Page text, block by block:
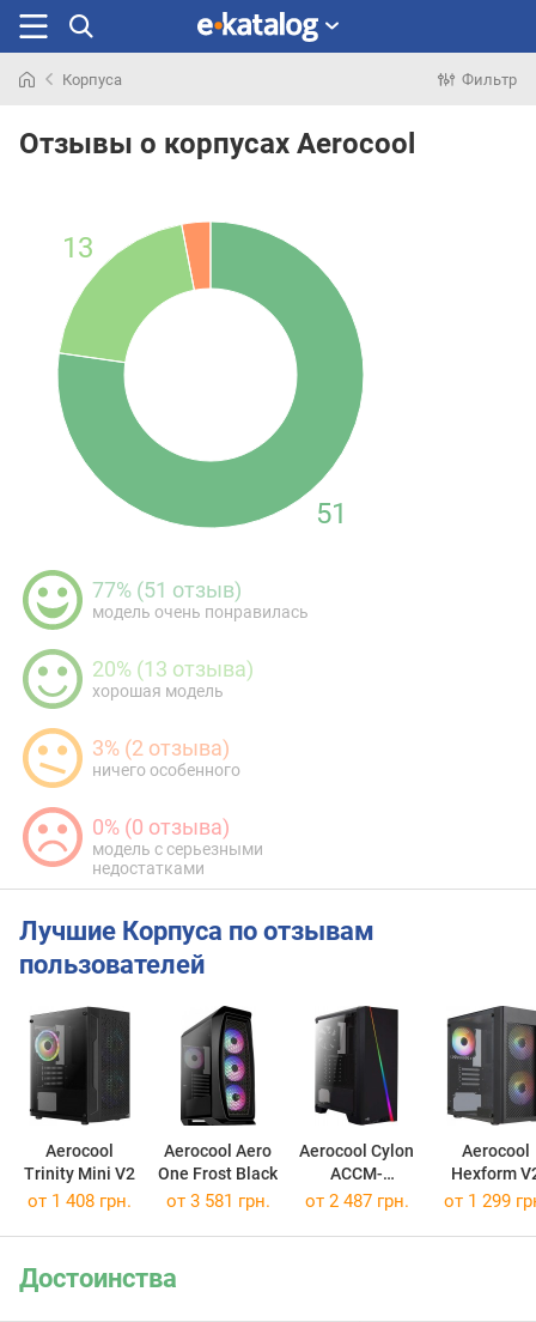
раньше
Корпуса Фильтр
Отзывы о корпусах Aerocool
51
13
77% (51 отзыв)
модель очень понравилась
20% (13 отзыва)
хорошая модель
3% (2 отзыва)
ничего особенного
0% (0 отзыва)
модель с серьезными
недостатками
Лучшие Корпуса по отзывам
пользователей
Aerocool
Trinity Mini V2
Aerocool Aero
One Frost Black
Aerocool Cylon
ACCM-
PV10012.11
Aerocool
Hexform
от 1 408 грн. от 3 581 грн. от 2 487 грн. от 1 299
Достоинства